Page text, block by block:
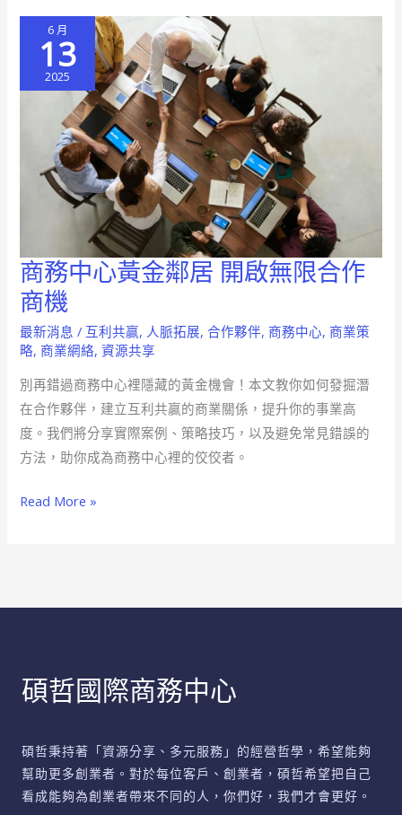
6 月
13
2025
商務中心黃金鄰居 開啟無限合作
商機
最新消息 / 互利共贏, 人脈拓展,合作夥伴, 商務中心, 商業策
略, 商業網絡,資源共享
別再錯過商務中心裡隱藏的黃金機會！本文教你如何發掘潛
在合作夥伴，建立互利共贏的商業關係，提升你的事業高
度。我們將分享實際案例、策略技巧，以及避免常見錯誤的
方法，助你成為商務中心裡的佼佼者。
商
務
中
心
金
鄰
居
開
無
商
Read More »
碩哲國際商務中心
碩哲秉持著「資源分享、多元服務」的經營哲學，希望能夠
幫助更多創業者。對於每位客戶、創業者，碩哲希望把自己
看成能夠為創業者帶來不同的人，你們好，我們才會更好。